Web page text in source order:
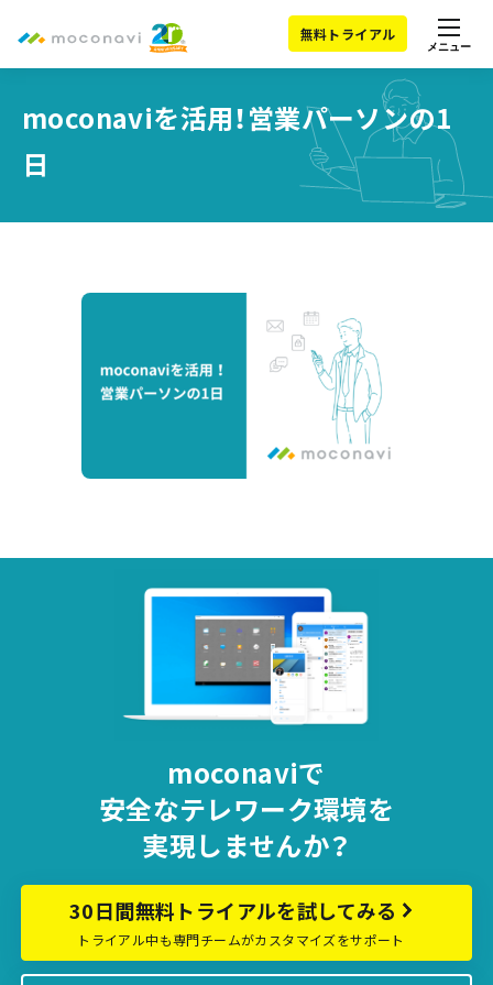
無料トライアル
メニュー
moconaviを活用！営業パーソンの1
日
moconaviで
安全なテレワーク環境を
実現しませんか？
30日間無料トライアルを試してみる
トライアル中も専門チームがカスタマイズをサポート